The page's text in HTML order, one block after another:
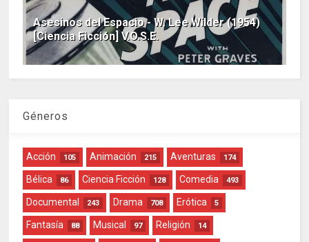
Asesinos del Espacio - W. Lee Wilder (1954)
[Ciencia Ficción] V.O.S.E.
Géneros
Acción 105 Animación 215 Aventuras 174
Bélica 86 Ciencia Ficción 128 Comedia 493
Documental 243 Drama 708 Erótica 5
Fantasía 88 Musical 97 Religión 14